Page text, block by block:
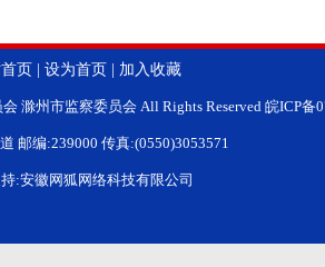
页 设为首页 加入收藏
滁州市监察委员会 All Rights Reserved 皖ICP备
邮编:239000 传真:(0550)3053571
:安徽网狐网络科技有限公司